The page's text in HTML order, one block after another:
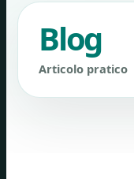
Blog
Articolo pratico